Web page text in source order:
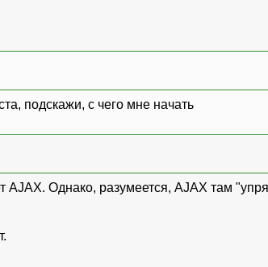
подскажи, с чего мне начать
AJAX. Однако, разумеется, AJAX там